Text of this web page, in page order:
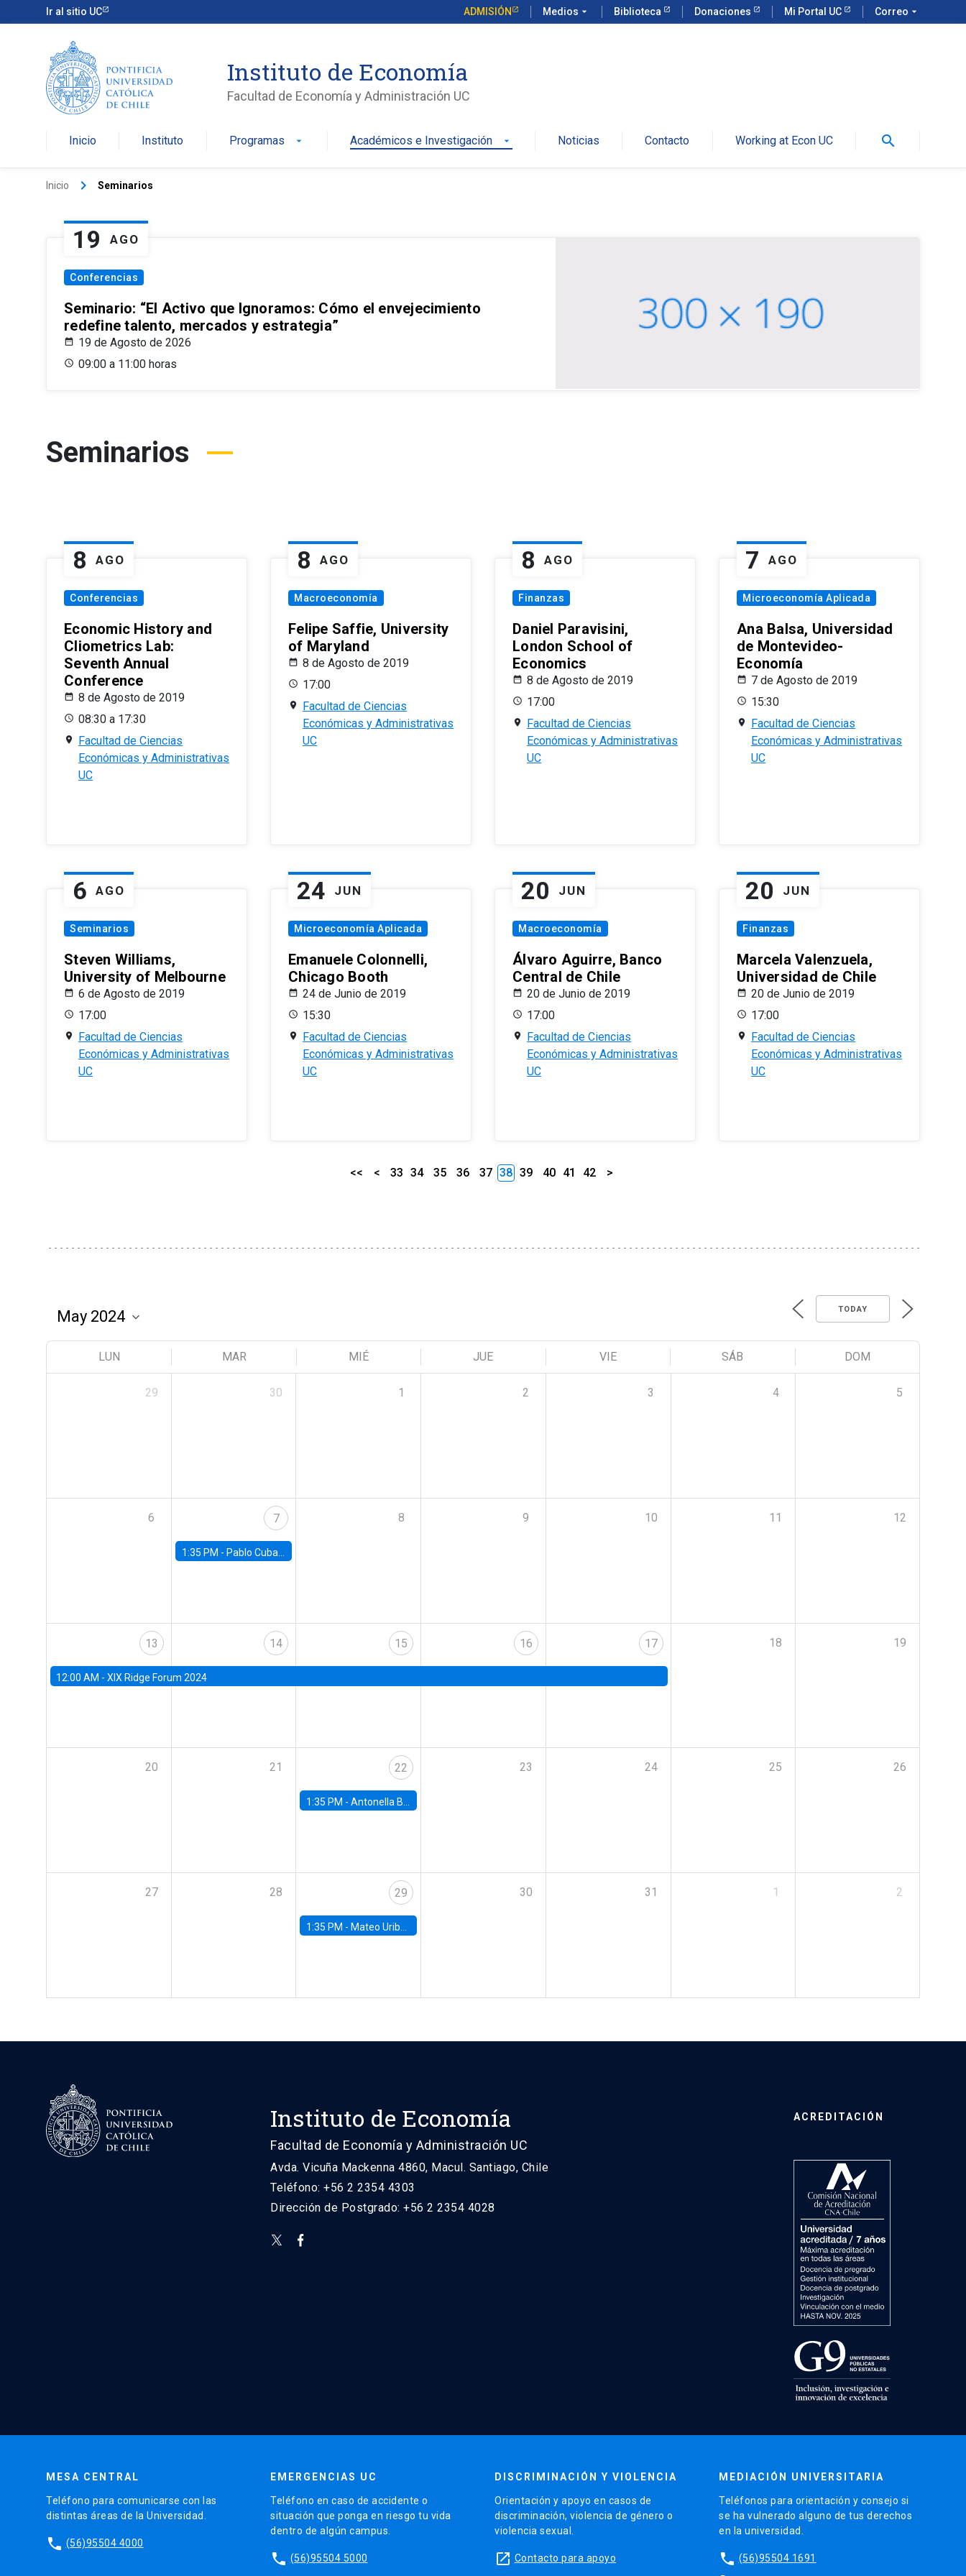
Ir al sitio UC ADMISIÓN Medios arrow_drop_down Biblioteca Donaciones Mi Portal UC Correo arrow_drop_down
Instituto de Economía
Facultad de Economía y Administración UC
Inicio Instituto Programas arrow_drop_down Académicos e Investigación arrow_drop_down Noticias Contacto Working at Econ UC search
Inicio keyboard_arrow_right Seminarios
19 AGO
Conferencias
Seminario: “El Activo que Ignoramos: Cómo el envejecimiento
redefine talento, mercados y estrategia”
19 de Agosto de 2026
09:00 a 11:00 horas
Seminarios
8 AGO
Conferencias
Economic History and
Cliometrics Lab:
Seventh Annual
Conference
8 de Agosto de 2019
08:30 a 17:30
Facultad de Ciencias
Económicas y Administrativas
UC
8 AGO
Macroeconomía
Felipe Saffie, University
of Maryland
8 de Agosto de 2019
17:00
Facultad de Ciencias
Económicas y Administrativas
UC
8 AGO
Finanzas
Daniel Paravisini,
London School of
Economics
8 de Agosto de 2019
17:00
Facultad de Ciencias
Económicas y Administrativas
UC
7 AGO
Microeconomía Aplicada
Ana Balsa, Universidad
de Montevideo-
Economía
7 de Agosto de 2019
15:30
Facultad de Ciencias
Económicas y Administrativas
UC
6 AGO
Seminarios
Steven Williams,
University of Melbourne
6 de Agosto de 2019
17:00
Facultad de Ciencias
Económicas y Administrativas
UC
24 JUN
Microeconomía Aplicada
Emanuele Colonnelli,
Chicago Booth
24 de Junio de 2019
15:30
Facultad de Ciencias
Económicas y Administrativas
UC
20 JUN
Macroeconomía
Álvaro Aguirre, Banco
Central de Chile
20 de Junio de 2019
17:00
Facultad de Ciencias
Económicas y Administrativas
UC
20 JUN
Finanzas
Marcela Valenzuela,
Universidad de Chile
20 de Junio de 2019
17:00
Facultad de Ciencias
Económicas y Administrativas
UC
<< < 33 34 35 36 37 38 39 40 41 42 >
TODAY
LUN MAR MIÉ JUE VIE SÁB DOM
29 30 1 2 3 4 5
6 7
1:35 PM - Pablo Cuba, FED Board
8 9 10 11 12
13
12:00 AM - XIX Ridge Forum 2024
14 15 16 17 18 19
20 21 22
1:35 PM -Antonella Bancalari, Institute for Fiscal Studies (IFS) and Research Associate at University College London (UCL)
23 24 25 26
27 28 29
1:35 PM - Mateo Uribe-Castro, Universidad de los Andes (Colombia)
30 31 1 2
Instituto de Economía
Facultad de Economía y Administración UC
Avda. Vicuña Mackenna 4860, Macul. Santiago, Chile
Teléfono: +56 2 2354 4303
Dirección de Postgrado: +56 2 2354 4028
ACREDITACIÓN
MESA CENTRAL
Teléfono para comunicarse con las
distintas áreas de la Universidad.
phone (56)95504 4000
EMERGENCIAS UC
Teléfono en caso de accidente o
situación que ponga en riesgo tu vida
dentro de algún campus.
phone (56)95504 5000
DISCRIMINACIÓN Y VIOLENCIA
Orientación y apoyo en casos de
discriminación, violencia de género o
violencia sexual.
launch Contacto para apoyo
MEDIACIÓN UNIVERSITARIA
Teléfonos para orientación y consejo si
se ha vulnerado alguno de tus derechos
en la universidad.
phone (56)95504 1691